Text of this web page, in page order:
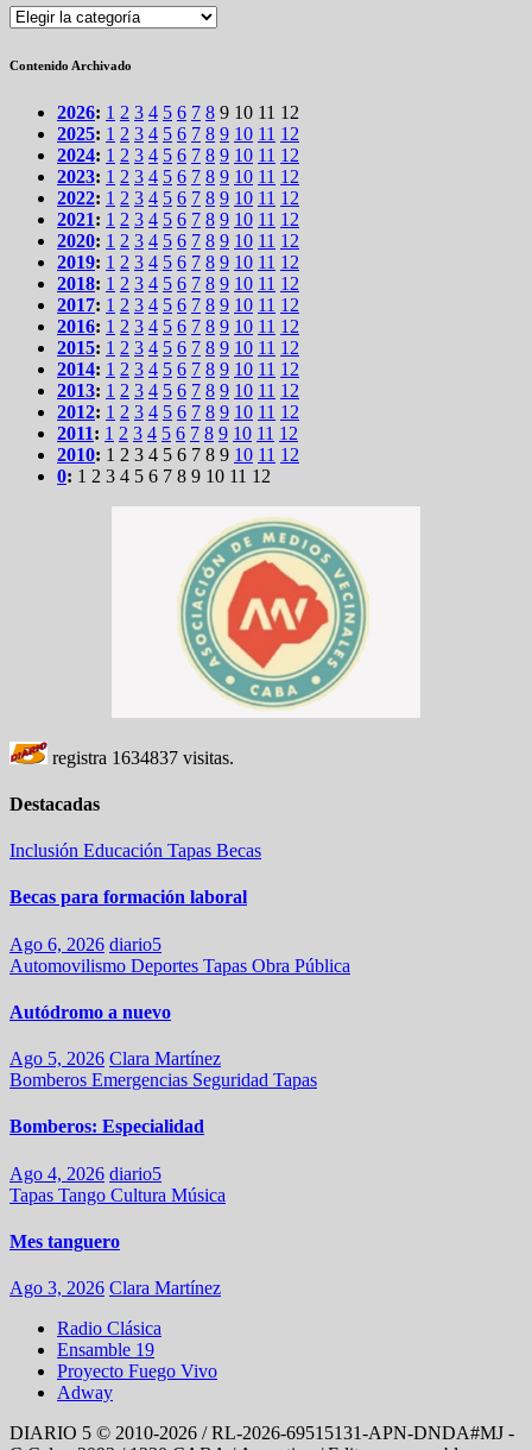
Secciones
Contenido Archivado
2026: 1 2 3 4 5 6 7 8 9 10 11 12
2025: 1 2 3 4 5 6 7 8 9 10 11 12
2024: 1 2 3 4 5 6 7 8 9 10 11 12
2023: 1 2 3 4 5 6 7 8 9 10 11 12
2022: 1 2 3 4 5 6 7 8 9 10 11 12
2021: 1 2 3 4 5 6 7 8 9 10 11 12
2020: 1 2 3 4 5 6 7 8 9 10 11 12
2019: 1 2 3 4 5 6 7 8 9 10 11 12
2018: 1 2 3 4 5 6 7 8 9 10 11 12
2017: 1 2 3 4 5 6 7 8 9 10 11 12
2016: 1 2 3 4 5 6 7 8 9 10 11 12
2015: 1 2 3 4 5 6 7 8 9 10 11 12
2014: 1 2 3 4 5 6 7 8 9 10 11 12
2013: 1 2 3 4 5 6 7 8 9 10 11 12
2012: 1 2 3 4 5 6 7 8 9 10 11 12
2011: 1 2 3 4 5 6 7 8 9 10 11 12
2010: 1 2 3 4 5 6 7 8 9 10 11 12
0: 1 2 3 4 5 6 7 8 9 10 11 12
registra 1634837 visitas.
Destacadas
Inclusión Educación Tapas Becas
Becas para formación laboral
Ago 6, 2026 diario5
Automovilismo Deportes Tapas Obra Pública
Autódromo a nuevo
Ago 5, 2026 Clara Martínez
Bomberos Emergencias Seguridad Tapas
Bomberos: Especialidad
Ago 4, 2026 diario5
Tapas Tango Cultura Música
Mes tanguero
Ago 3, 2026 Clara Martínez
Radio Clásica
Ensamble 19
Proyecto Fuego Vivo
Adway
DIARIO 5 © 2010-2026 / RL-2026-69515131-APN-DNDA#MJ -